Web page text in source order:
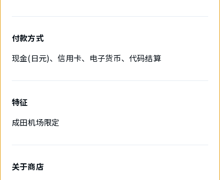
付款方式
现金(日元)、信用卡、电子货币、代码结算
特征
成田机场限定
关于商店